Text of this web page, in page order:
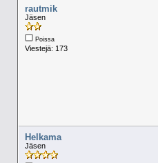
rautmik
Jäsen
Poissa
Viestejä: 173
Helkama
Jäsen